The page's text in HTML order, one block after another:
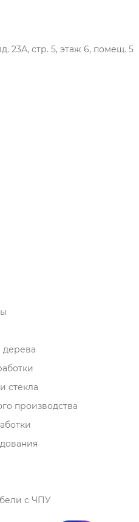
23А, стр. 5, этаж 6, помещ. 5
дерева
стекла
производства
с ЧПУ